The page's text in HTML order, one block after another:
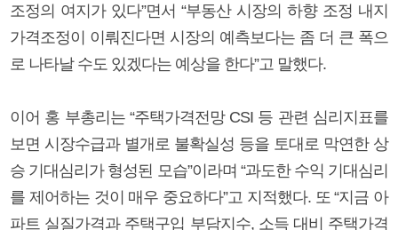
조정의 여지가 있다”면서 “부동산 시장의 하향 조정 내지
가격조정이 이뤄진다면 시장의 예측보다는 좀 더 큰 폭으
로 나타날 수도 있겠다는 예상을 한다”고 말했다.
이어 홍 부총리는 “주택가격전망 CSI 등 관련 심리지표를
보면 시장수급과 별개로 불확실성 등을 토대로 막연한 상
승 기대심리가 형성된 모습”이라며 “과도한 수익 기대심리
를 제어하는 것이 매우 중요하다”고 지적했다. 또 “지금 아
파트 실질가격과 주택구입 부담지수, 소득 대비 주택가격